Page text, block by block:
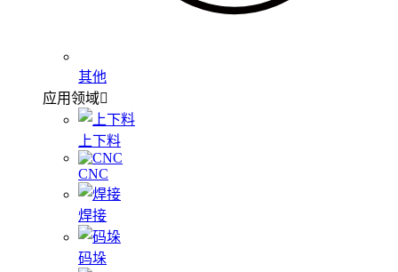
其他
应用领域
上下料
CNC
焊接
码垛